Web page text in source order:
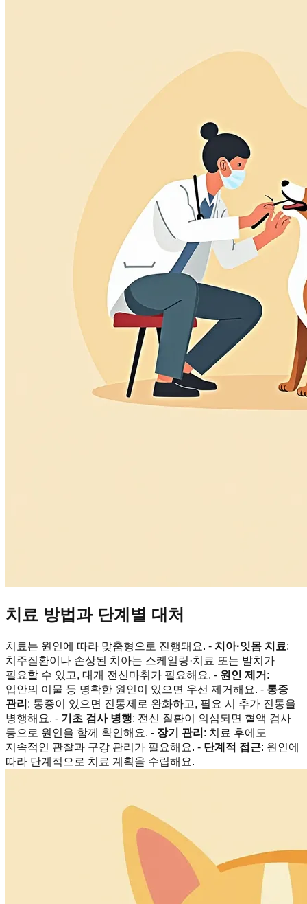
치료 방법과 단계별 대처
치료는 원인에 따라 맞춤형으로 진행돼요. - 치아·잇몸 치료:
치주질환이나 손상된 치아는 스케일링·치료 또는 발치가
필요할 수 있고, 대개 전신마취가 필요해요. - 원인 제거 :
입안의 이물 등 명확한 원인이 있으면 우선 제거해요. - 통증
관리 : 통증이 있으면 진통제로 완화하고, 필요 시 추가 진통을
병행해요. - 기초 검사 병행: 전신 질환이 의심되면 혈액 검사
등으로 원인을 함께 확인해요. - 장기 관리 : 치료 후에도
지속적인 관찰과 구강 관리가 필요해요. - 단계적 접근: 원인에
따라 단계적으로 치료 계획을 수립해요.